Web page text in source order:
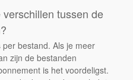
tussen de
bestand. Als je meer
zijn de bestanden
is het voordeligst.